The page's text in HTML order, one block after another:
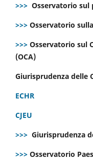
>>> Osservatorio sul
>>> Osservatorio
>>> Osservatorio sul
(OCA)
Giurisprudenza delle
ECHR
CJEU
>>> Giurisprudenza
>>> Osservatorio